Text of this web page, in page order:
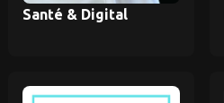
Santé & Digital